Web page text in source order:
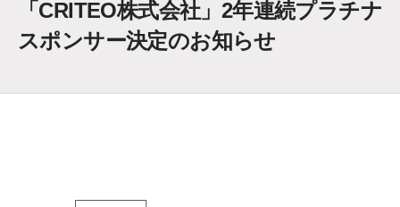
「CRITEO株式会社」2年連続プラチナ
スポンサー決定のお知らせ